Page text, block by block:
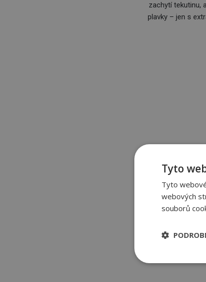
zachytí tekutinu,
plavky – jen s
Menstruační
bezpečně
tekoucí vodou
Dámské
Narozdíl od
Tyto
Tyto
webových
souborů